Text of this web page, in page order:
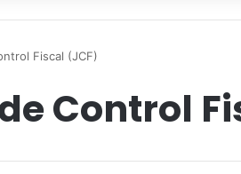
Fiscal (JCF)
Control